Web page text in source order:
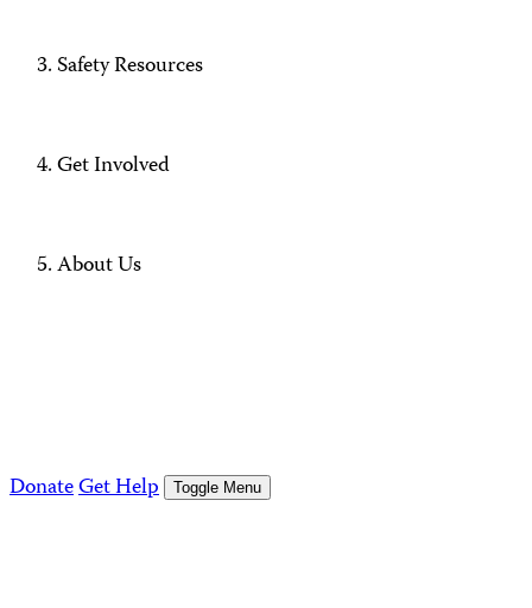
Safety Resources
Get Involved
About Us
DonateGet Help Toggle Menu